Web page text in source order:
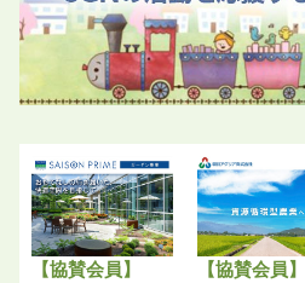
【協賛会員】
【協賛会員】